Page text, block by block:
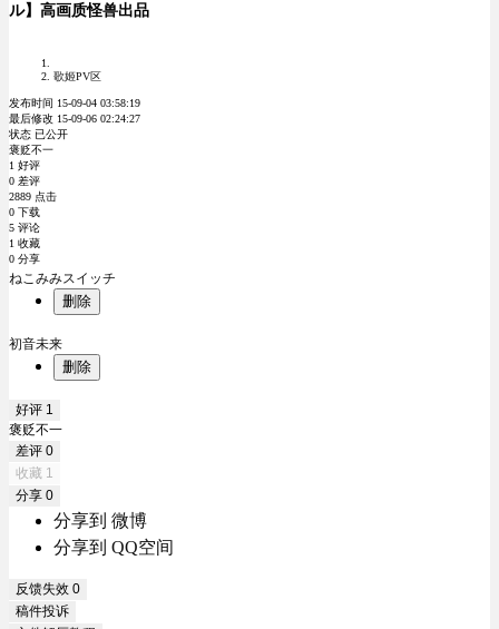
ル】高画质怪兽出品
歌姬PV区
发布时间 15-09-04 03:58:19
最后修改 15-09-06 02:24:27
状态 已公开
褒贬不一
1 好评
0 差评
2889 点击
0 下载
5 评论
1 收藏
0 分享
ねこみみスイッチ
删除
初音未来
删除
好评 1
褒贬不一
差评 0
收藏 1
分享 0
分享到 微博
分享到 QQ空间
反馈失效 0
稿件投诉